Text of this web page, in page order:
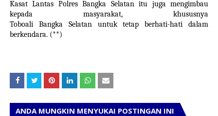
Kasat Lantas Polres Bangka Selatan itu juga mengimbau
kepada masyarakat, khususnya
Toboali Bangka Selatanuntuk tetap berhati-hati dalam
berkendara. (**)
ANDA MUNGKIN MENYUKAI POSTINGAN INI